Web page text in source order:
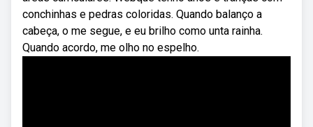
conchinhas e pedras coloridas. Quando balanço a
cabeça, o me segue, e eu brilho como unta rainha.
Quando acordo, me olho no espelho.